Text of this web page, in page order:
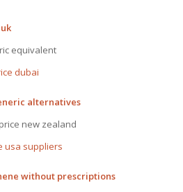
equivalent
dubai
alternatives
new zealand
usa suppliers
without prescriptions